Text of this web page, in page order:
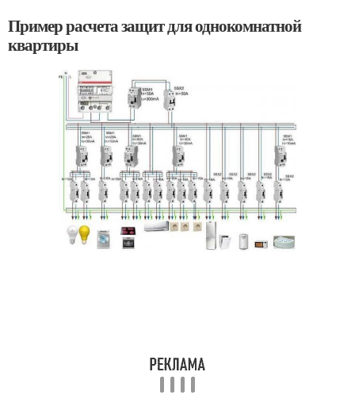
Пример расчета защит для однокомнатной
квартиры